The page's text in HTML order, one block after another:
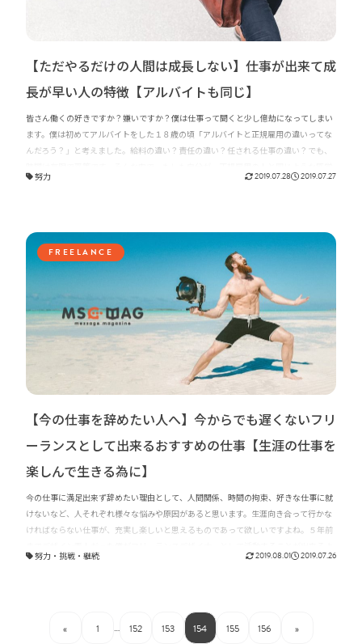
【ただやるだけの人間は成長しない】仕事が出来て成
長が早い人の特徴【アルバイトも同じ】
皆さん働くの好きですか？嫌いですか？僕は仕事って聞くと少し億劫になってしまい
ます。僕は初めてアルバイトをした１８歳の頃「アルバイトと正規雇用の違いってな
んだろう？」と考えました。給料の違い？責任の違い？任される仕事の違い？でも、
を持ちながら働くことに向き合えたらどうなるんだろうか？そんな疑問から導いた答
努力 2019.07.28 2019.07.27
FREELANCE
【今の仕事を辞めたい人へ】今からでも遅くないフリ
ーランスとして出来るおすすめの仕事【生涯の仕事を
楽しんで生きる為に】
今の仕事に満足出来ず辞めたい理由として、人間関係、時間の拘束、好きな仕事に就
けないなど、人それぞれ様々な悩みや原因があると思います。生涯向き合って行かな
ければならない仕事が、充実し楽しいと思えるものであって欲しいですよね。５年前
うになったかの経験談と、これからでも遅くないフリーランスとして出来る仕事をご
努力・ 挑戦・ 継続 2019.08.01 2019.07.26
« 1 … 152 153 154 155 156 »